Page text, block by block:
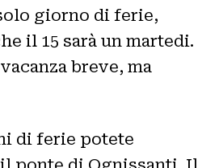
giorno di ferie,
il 15 sarà un martedi.
breve, ma
di ferie potete